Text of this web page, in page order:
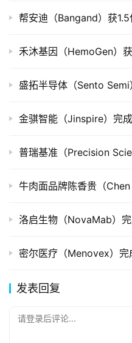
业
院
帮安迪（Bangand）获
禾沐基因（HemoGen）
盛拓半导体（Sento
金骐智能（Jinspire）完
普瑞基准（Precision
牛肉面品牌陈香贵（
洛启生物（NovaMab）
密尔医疗（Menovex）完
发表回复
请登录后评论...